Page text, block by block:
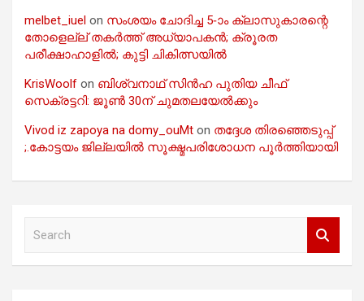
melbet_iuel on സംശയം ചോദിച്ച 5-ാം ക്ലാസുകാരന്റെ
തോളെല്ല് തകർത്ത് അധ്യാപകൻ; ക്രൂരത
പരീക്ഷാഹാളിൽ; കുട്ടി ചികിത്സയിൽ
KrisWoolf on ബിശ്വനാഥ് സിൻഹ പുതിയ ചീഫ്
സെക്രട്ടറി: ജൂൺ 30ന് ചുമതലയേൽക്കും
Vivod iz zapoya na domy_ouMt on തദ്ദേശ തിരഞ്ഞെടുപ്പ്
;.കോട്ടയം ജില്ലയിൽ സൂക്ഷ്മപരിശോധന പൂർത്തിയായി